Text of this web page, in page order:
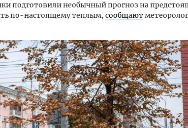
подготовили необычный прогноз на
по-настоящему теплым, сообщают